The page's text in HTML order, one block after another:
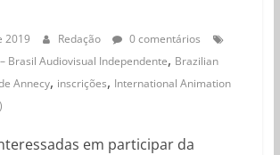
2019 Redação
0 comentários
– Brasil Audiovisual Independente, Brazilian
Annecy, inscrições, International Animation
em participar da